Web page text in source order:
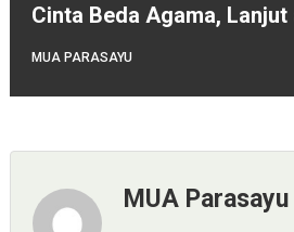
Cinta Beda Agama,
MUA PARASAYU
MUA Parasayu